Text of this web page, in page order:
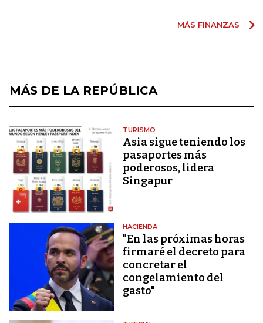
MÁS FINANZAS
MÁS DE LA REPÚBLICA
TURISMO
Asia sigue teniendo los
pasaportes más
poderosos, lidera
Singapur
HACIENDA
"En las próximas horas
firmaré el decreto para
concretar el
congelamiento del
gasto"